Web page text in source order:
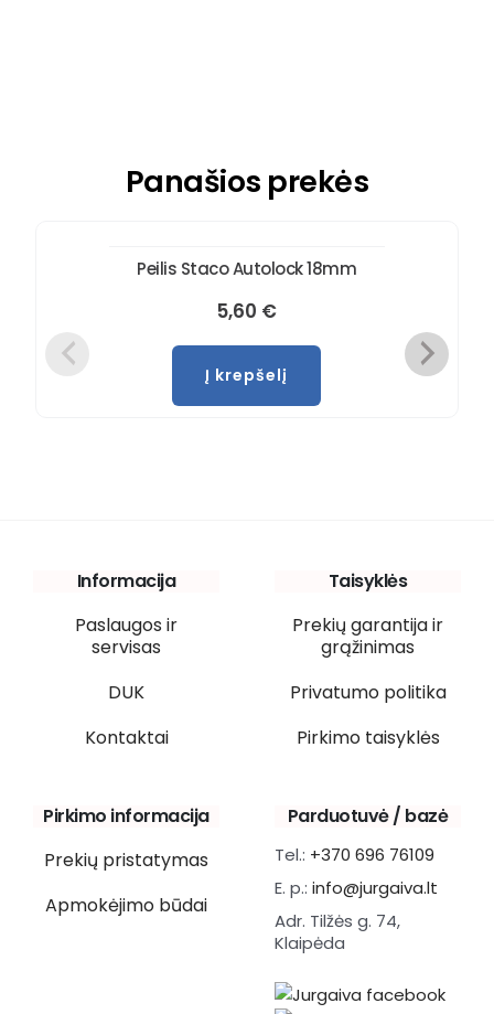
Panašios prekės
Peilis Staco Autolock 18mm
5,60 €
Į krepšelį
Informacija
Paslaugos ir
servisas
DUK
Kontaktai
Taisyklės
Prekių garantija ir
grąžinimas
Privatumo politika
Pirkimo taisyklės
Pirkimo informacija
Prekių pristatymas
Apmokėjimo būdai
Parduotuvė / bazė
Tel.: +370 696 76109
E. p.: info@jurgaiva.lt
Adr. Tilžės g. 74,
Klaipėda